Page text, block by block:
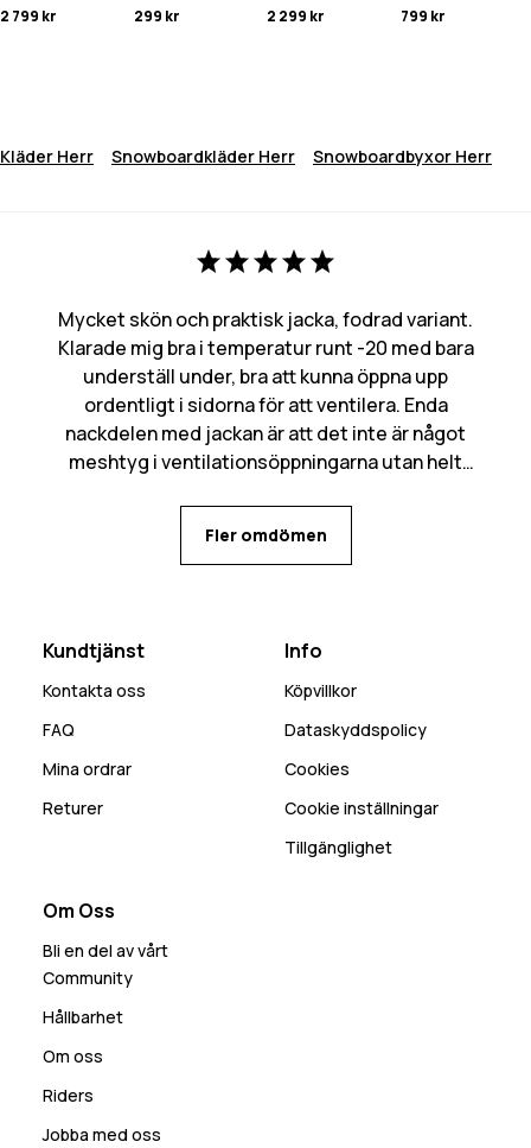
2 799 kr
299 kr
2 299 kr
799 kr
Kläder Herr Snowboardkläder Herr Snowboardbyxor Herr
Mycket skön och praktisk jacka, fodrad variant.
Klarade mig bra i temperatur runt -20 med bara
underställ under, bra att kunna öppna upp
ordentligt i sidorna för att ventilera. Enda
nackdelen med jackan är att det inte är något
meshtyg i ventilationsöppningarna utan helt
alternativ för mobilen beroende på behov.
Fler omdömen
Kundtjänst
Kontakta oss
FAQ
Mina ordrar
Returer
Info
Köpvillkor
Dataskyddspolicy
Cookies
Cookie inställningar
Tillgänglighet
Om Oss
Bli en del av vårt
Community
Hållbarhet
Om oss
Riders
Jobba med oss